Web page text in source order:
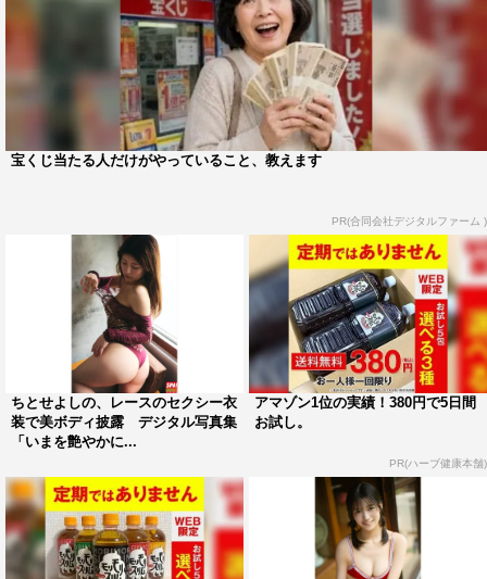
宝くじ当たる人だけがやっていること、教えます
PR(合同会社デジタルファーム )
ちとせよしの、レースのセクシー衣
装で美ボディ披露 デジタル写真集
「いまを艶やかに...
アマゾン1位の実績！380円で5日間
お試し。
PR(ハーブ健康本舗)